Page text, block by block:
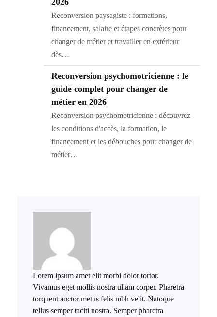
Reconversion paysagiste : formations,
financement, salaire et étapes concrètes pour
changer de métier et travailler en extérieur
dès…
Reconversion psychomotricienne : le
guide complet pour changer de
métier en 2026
Reconversion psychomotricienne : découvrez
les conditions d'accès, la formation, le
financement et les débouches pour changer de
métier…
Lorem ipsum amet elit morbi dolor tortor.
Vivamus eget mollis nostra ullam corper. Pharetra
torquent auctor metus felis nibh velit. Natoque
tellus semper taciti nostra. Semper pharetra